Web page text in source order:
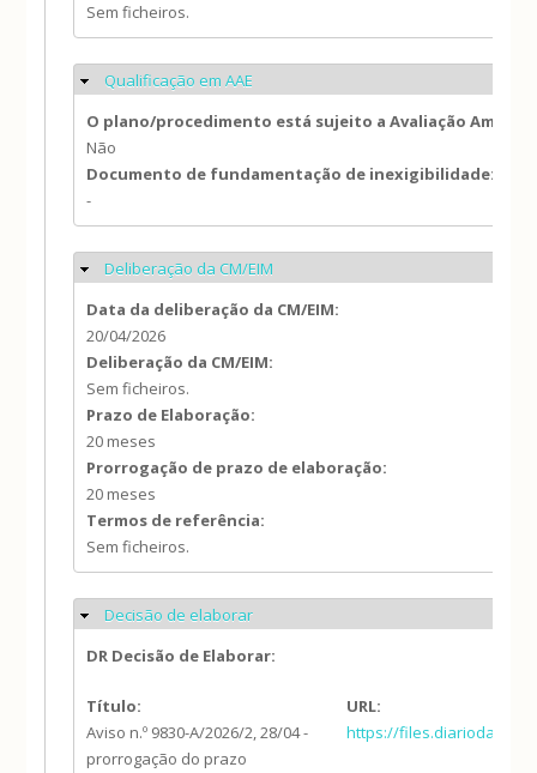
Sem ficheiros.
Ocultar
Qualificação em AAE
O plano/procedimento está sujeito a Avaliação
Não
Documento de fundamentação de inexigibilidade:
-
Ocultar
Deliberação da CM/EIM
Data da deliberação da CM/EIM:
20/04/2026
Deliberação da CM/EIM:
Sem ficheiros.
Prazo de Elaboração:
20 meses
Prorrogação de prazo de elaboração:
20 meses
Termos de referência:
Sem ficheiros.
Ocultar
Decisão de elaborar
DR Decisão de Elaborar:
Título:
Aviso n.º 9830-A/2026/2, 28/04 -
prorrogação do prazo
URL:
https://